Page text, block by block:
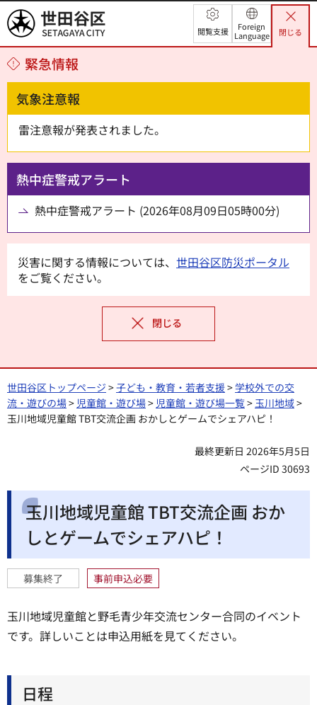
世田谷区 閲覧支援
Foreign
Language
閉じる
緊急情報
気象注意報
雷注意報が発表されました。
熱中症警戒アラート
熱中症警戒アラート (2026年08月09日05時00分)
災害に関する情報については、 世田谷区防災ポータル
をご覧ください。
閉じる
世田谷区トップページ >子ども・教育・若者支援>学校外での交
流・遊びの場> 児童館・遊び場> 児童館・遊び場一覧>玉川地域>
玉川地域児童館 TBT交流企画 おかしとゲームでシェアハピ！
最終更新日 2026年5月5日
ページID 30693
玉川地域児童館 TBT交流企画 おか
しとゲームでシェアハピ！
募集終了 事前申込必要
玉川地域児童館と野毛青少年交流センター合同のイベント
です。詳しいことは申込用紙を見てください。
日程